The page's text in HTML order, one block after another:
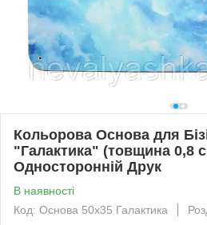
Кольорова Основа для
"Галактика" (товщина 0,8
Односторонній Друк
В наявності
Код: Основа 50х35 Галактика